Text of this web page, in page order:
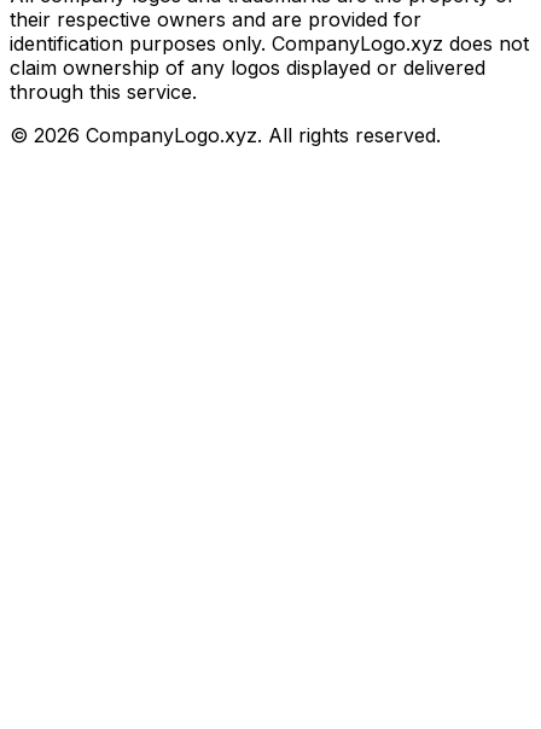
their respective owners and are provided for
identification purposes only. CompanyLogo.xyz does not
claim ownership of any logos displayed or delivered
through this service.
© 2026 CompanyLogo.xyz. All rights reserved.